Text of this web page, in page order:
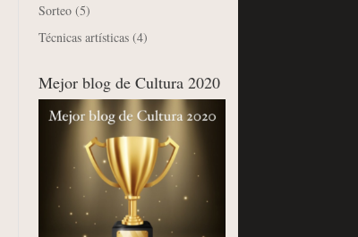
Sorteo (5)
Técnicas artísticas (4)
Mejor blog de Cultura 2020